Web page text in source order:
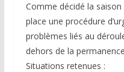
Comme décidé la
place une procédure
problèmes liés au
dehors de la
Situations retenues :